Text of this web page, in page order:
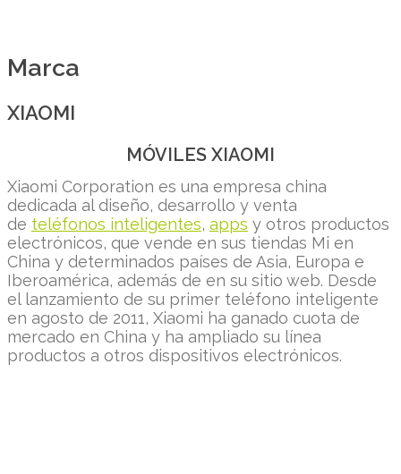
Marca
XIAOMI
MÓVILES XIAOMI
Xiaomi Corporation es una empresa china
dedicada al diseño, desarrollo y venta
de teléfonos inteligentes, apps y otros productos
electrónicos, que vende en sus tiendas Mi en
China y determinados países de Asia, Europa e
Iberoamérica, además de en su sitio web. Desde
el lanzamiento de su primer teléfono inteligente
en agosto de 2011, Xiaomi ha ganado cuota de
mercado en China y ha ampliado su línea
productos a otros dispositivos electrónicos.